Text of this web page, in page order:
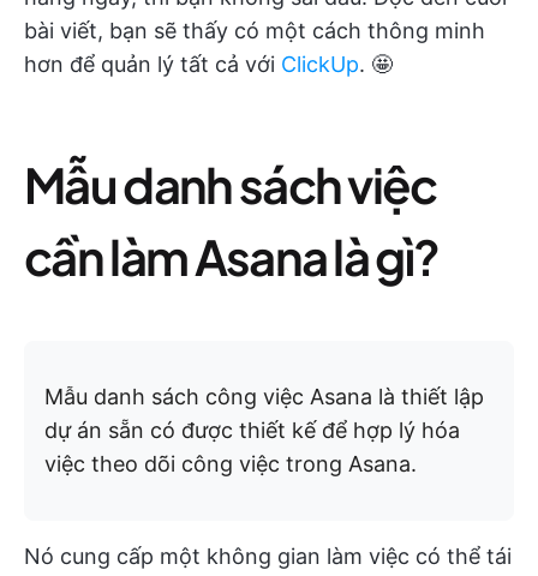
bài viết, bạn sẽ thấy có một cách thông minh
hơn để quản lý tất cả với ClickUp. 🤩
Mẫu danh sách việc
cần làm Asana là gì?
Mẫu danh sách công việc Asana là thiết lập
dự án sẵn có được thiết kế để hợp lý hóa
việc theo dõi công việc trong Asana.
Nó cung cấp một không gian làm việc có thể tái